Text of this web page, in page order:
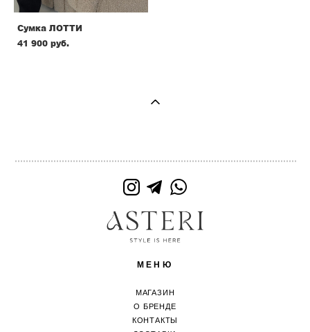
Сумка ЛОТТИ
41 900 pуб.
МЕНЮ
МАГАЗИН
О БРЕНДЕ
КОНТАКТЫ